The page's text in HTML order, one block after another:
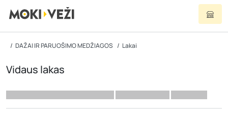
DAŽAI IR PARUOŠIMO MEDŽIAGOS Lakai
Vidaus lakas